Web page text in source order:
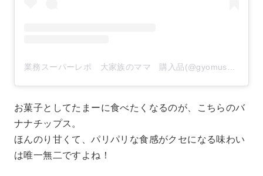
業務スーパーレポ 大家族のママ 購入品(@gyomusuper_love)がシェアした投稿
お菓子としてたまーに食べたくなるのが、こちらのバ
ナナチップス。
ほんのり甘くて、パリパリな食感がクセになる味わい
は唯一無二ですよね！